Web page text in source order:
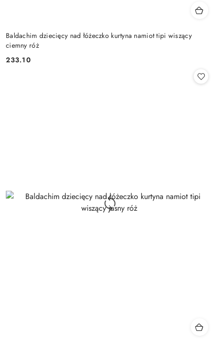
Baldachim dziecięcy nad łóżeczko kurtyna namiot tipi wiszący
ciemny róż
Cena:
233.10